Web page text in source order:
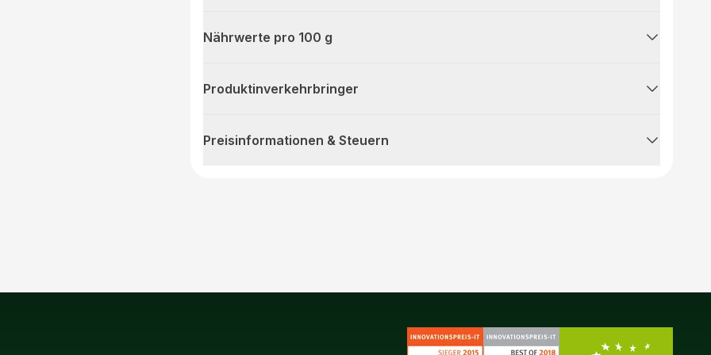
Nährwerte pro 100 g
Produktinverkehrbringer
Preisinformationen & Steuern